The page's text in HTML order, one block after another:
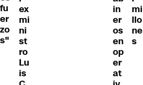
fu
er
zo
s"
ex
mi
ni
st
ro
Lu
is
in
er
os
en
op
er
at
mi
llo
ne
s